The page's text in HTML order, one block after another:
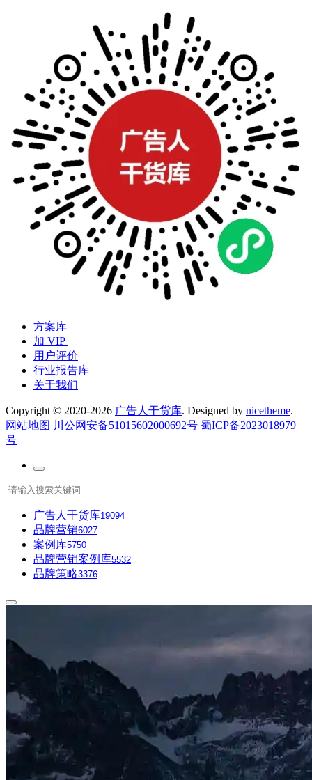
方案库
加 VIP
用户评价
行业报告库
关于我们
Copyright © 2020-2026 广告人干货库. Designed by nicetheme.
网站地图 川公网安备51015602000692号 蜀ICP备2023018979
号
广告人干货库19094
品牌营销6027
案例库5750
品牌营销案例库5532
品牌策略3376